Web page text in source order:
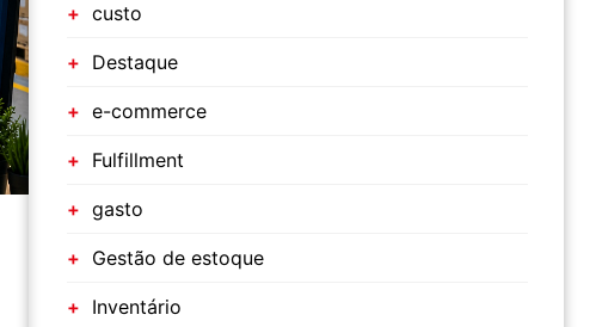
custo
Destaque
e-commerce
Fulfillment
gasto
Gestão de estoque
Inventário